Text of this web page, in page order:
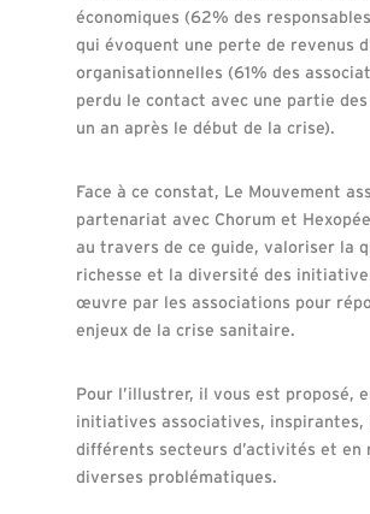
économiques (62% des
qui évoquent une perte de revenus
organisationnelles (61% des
perdu le contact avec une partie
un an après le début de la crise).
Face à ce constat, Le Mouvement
partenariat avec Chorum et
au travers de ce guide, valoriser la
richesse et la diversité des
œuvre par les associations pour
enjeux de la crise sanitaire.
Pour l’illustrer, il vous est proposé,
initiatives associatives, inspirantes,
différents secteurs d’activités et en
diverses problématiques.